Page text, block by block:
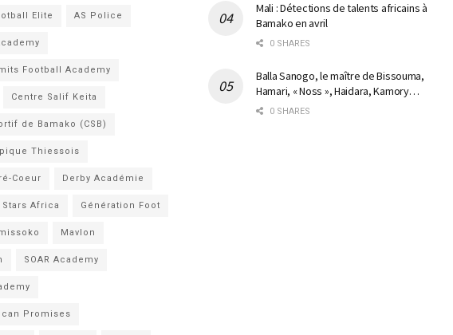
Elite AS Police
Football Academy
Centre Salif Keita
de Bamako (CSB)
Thiessois
Coeur Derby Académie
Africa Génération Foot
Mavlon
SOAR Academy
Promises
Mali : Détections de talents africains à
Bamako en avril
0 SHARES
Balla Sanogo, le maître de Bissouma,
Hamari, « Noss », Haidara, Kamory…
0 SHARES